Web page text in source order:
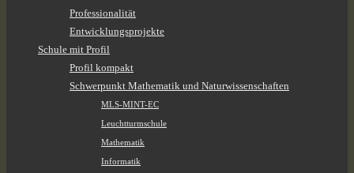
Professionalität
Entwicklungsprojekte
Schule mit Profil
Profil kompakt
Schwerpunkt Mathematik und Naturwissenschaften
MLS-MINT-EC
Leuchtturmschule
Mathematik
Informatik